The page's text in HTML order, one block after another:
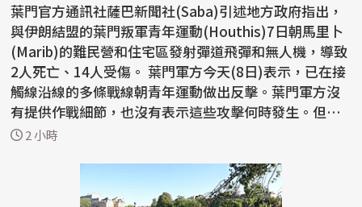
葉門官方通訊社薩巴新聞社(Saba)引述地方政府指出，
與伊朗結盟的葉門叛軍青年運動(Houthis)7日朝馬里卜
(Marib)的難民營和住宅區發射彈道飛彈和無人機，導致
2人死亡、14人受傷。 葉門軍方今天(8日)表示，已在接
觸線沿線的多條戰線朝青年運動做出反擊。葉門軍方沒
有提供作戰細節，也沒有表示這些攻擊何時發生。但軍
方表...
2 小時